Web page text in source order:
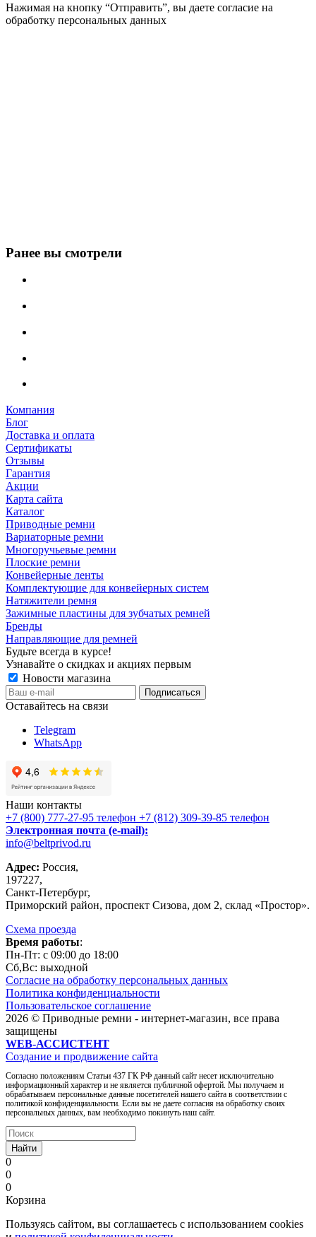
Нажимая на кнопку “Отправить”, вы даете согласие на
обработку персональных данных
Ранее вы смотрели
Компания
Блог
Доставка и оплата
Сертификаты
Отзывы
Гарантия
Акции
Карта сайта
Каталог
Приводные ремни
Вариаторные ремни
Многоручьевые ремни
Плоские ремни
Конвейерные ленты
Комплектующие для конвейерных систем
Натяжители ремня
Зажимные пластины для зубчатых ремней
Бренды
Направляющие для ремней
Будьте всегда в курсе!
Узнавайте о скидках и акциях первым
Новости магазина
Оставайтесь на связи
Telegram
WhatsApp
Наши контакты
+7 (800) 777-27-95 телефон +7 (812) 309-39-85 телефон
Электронная почта (e-mail):
info@beltprivod.ru
Адрес: Россия,
197227,
Санкт-Петербург,
Приморский район, проспект Сизова, дом 2, склад «Простор».
Схема проезда
Время работы:
Пн-Пт: c 09:00 до 18:00
Сб,Вc: выходной
Согласие на обработку персональных данных
Политика конфиденциальности
Пользовательское соглашение
2026 © Приводные ремни - интернет-магазин, все права
защищены
WEB-АССИСТЕНТ
Создание и продвижение сайта
Согласно положениям Статьи 437 ГК РФ данный сайт несет исключительно
информационный характер и не является публичной офертой. Мы получаем и
обрабатываем персональные данные посетителей нашего сайта в соответствии с
политикой конфиденциальности. Если вы не даете согласия на обработку своих
персональных данных, вам необходимо покинуть наш сайт.
Найти
0
0
0
Корзина
Пользуясь сайтом, вы соглашаетесь с использованием cookies